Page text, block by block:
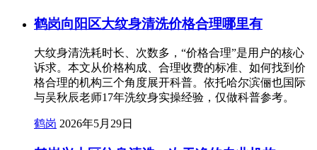
鹤岗向阳区大纹身清洗价格合理哪里有
大纹身清洗耗时长、次数多，“价格合理”是用户的核心
诉求。本文从价格构成、合理收费的标准、如何找到价
格合理的机构三个角度展开科普。依托哈尔滨俪也国际
与吴秋辰老师17年洗纹身实操经验，仅做科普参考。
鹤岗 2026年5月29日